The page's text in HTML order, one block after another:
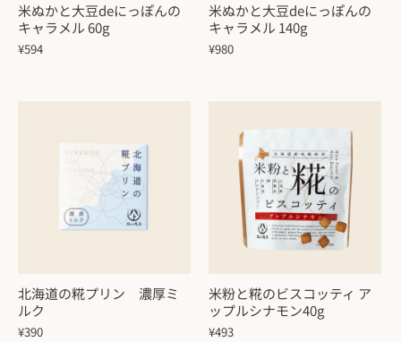
米ぬかと大豆deにっぽんの
キャラメル 60g
¥594
米ぬかと大豆deにっぽんの
キャラメル 140g
¥980
北海道の糀プリン 濃厚ミ
ルク
¥390
米粉と糀のビスコッティ ア
ップルシナモン40g
¥493